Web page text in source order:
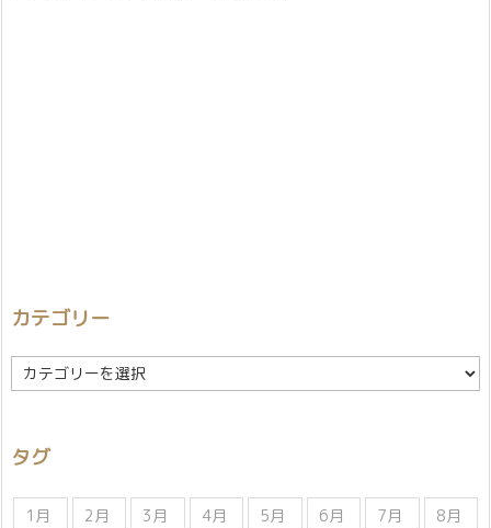
カテゴリー
カ
テ
ー
タグ
1月 2月 3月 4月 5月 6月 7月
8月